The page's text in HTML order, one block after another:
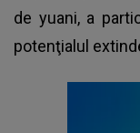
de yuani, a
potenţialul